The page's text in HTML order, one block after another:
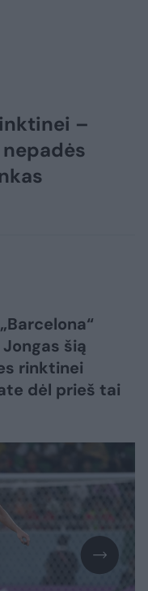
–
šią
rinktinei
dėl prieš tai